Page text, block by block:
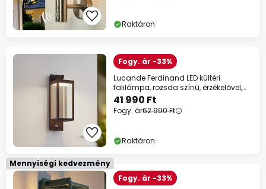
Raktáron
Fogy. ár -33%
Lucande Ferdinand LED kültéri
falilámpa, rozsda színű, érzékelővel,
IP54
41 990 Ft
Fogy. ár62 990 Ft
Raktáron
Mennyiségi kedvezmény
Fogy. ár -33%